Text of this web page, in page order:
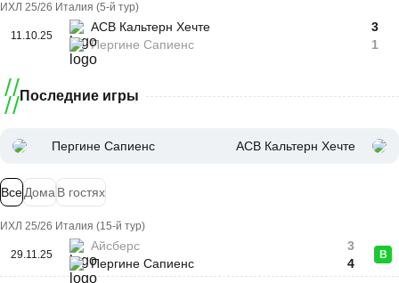
ИХЛ 25/26 Италия (5-й тур)
11.10.25
АСВ Кальтерн Хечте
Пергине Сапиенс
3
1
Последние игры
Пергине Сапиенс АСВ Кальтерн Хечте
ВсеДома В гостях
ИХЛ 25/26 Италия (15-й тур)
29.11.25
Айсберс
Пергине Сапиенс
3
4
В